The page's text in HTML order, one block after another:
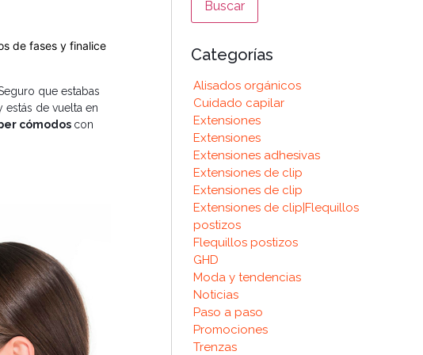
de fases y finalice
que estabas
estás de vuelta en
cómodos con
Categorías
Alisados orgánicos
Cuidado capilar
Extensiones
Extensiones
Extensiones adhesivas
Extensiones de clip
Extensiones de clip
Extensiones de clip|Flequillos
postizos
Flequillos postizos
GHD
Moda y tendencias
Noticias
Paso a paso
Promociones
Trenzas